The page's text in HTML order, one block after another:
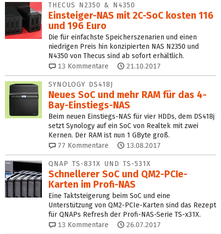
THECUS N2350 & N4350
Einsteiger-NAS mit 2C-SoC kosten 116
und 196 Euro
Die für einfachste Speicherszenarien und einen
niedrigen Preis hin konzipierten NAS N2350 und
N4350 von Thecus sind ab sofort erhältlich.
13 Kommentare 21.10.2017
SYNOLOGY DS418J
Neues SoC und mehr RAM für das 4-
Bay-Einstiegs-NAS
Beim neuen Einstiegs-NAS für vier HDDs, dem DS418j
setzt Synology auf ein SoC von Realtek mit zwei
Kernen. Der RAM ist nun 1 GByte groß.
77 Kommentare 13.08.2017
QNAP TS-831X UND TS-531X
Schnellerer SoC und QM2-PCIe-
Karten im Profi-NAS
Eine Taktsteigerung beim SoC und eine
Unterstützung von QM2-PCIe-Karten sind das Rezept
für QNAPs Refresh der Profi-NAS-Serie TS-x31X.
13 Kommentare 26.07.2017